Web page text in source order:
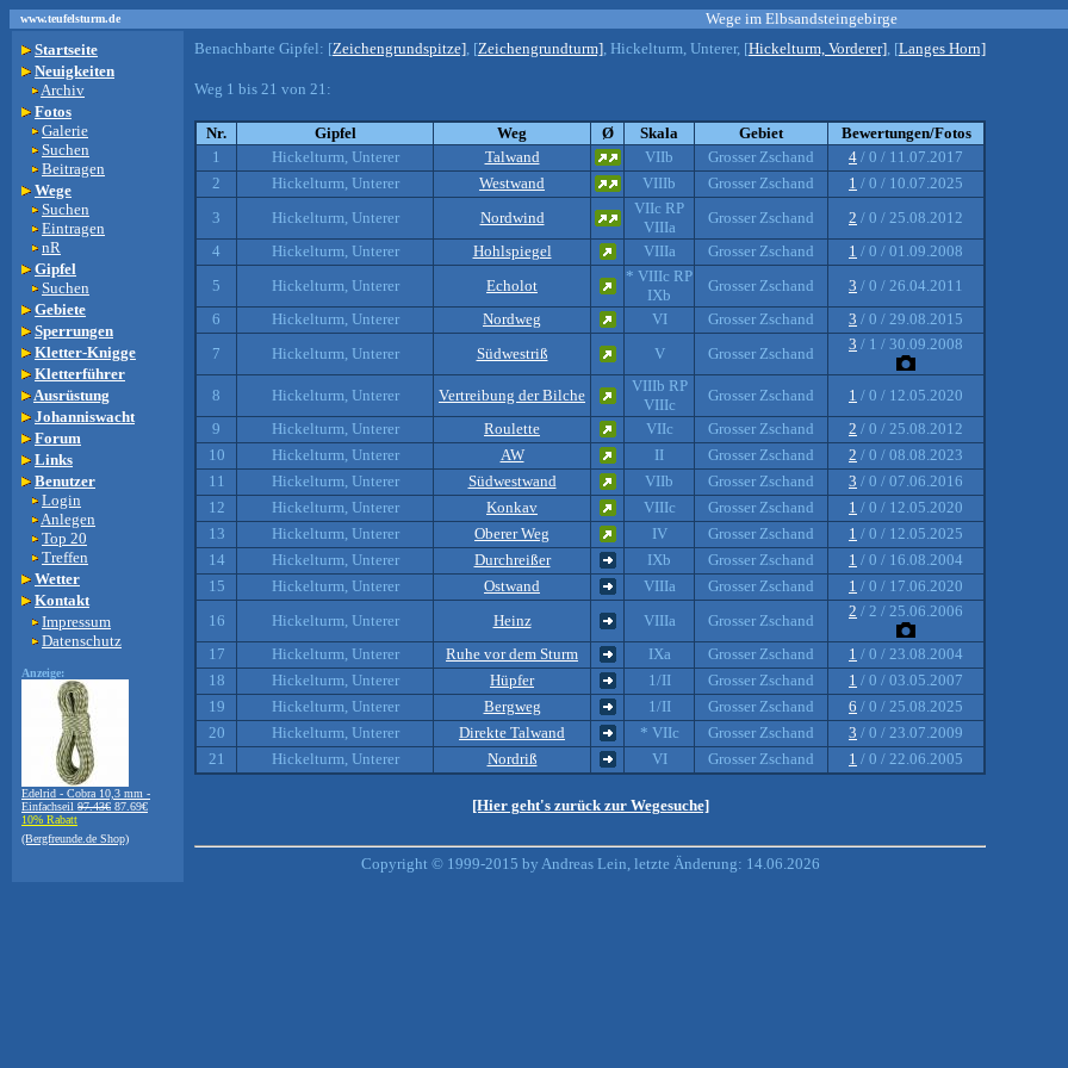
www.teufelsturm.de Wege im Elbsandsteingebirge
Startseite
Neuigkeiten
Archiv
Fotos
Galerie
Suchen
Beitragen
Wege
Suchen
Eintragen
nR
Gipfel
Suchen
Gebiete
Sperrungen
Kletter-Knigge
Kletterführer
Ausrüstung
Johanniswacht
Forum
Links
Benutzer
Login
Anlegen
Top 20
Treffen
Wetter
Kontakt
Impressum
Datenschutz
Anzeige:
Edelrid - Cobra 10,3 mm -
Einfachseil 97.43€ 87.69€
10% Rabatt
(Bergfreunde.de Shop)
Benachbarte Gipfel: [Zeichengrundspitze], [Zeichengrundturm], Hickelturm, Unterer, [Hickelturm, Vorderer], [Langes Horn]
Weg 1 bis 21 von 21:
Nr. Gipfel Weg Ø Skala Gebiet
Bewertungen/Fotos
1
Hickelturm, Unterer Talwand VIIb Grosser Zschand 4 / 0 / 11.07.2017
2
Hickelturm, Unterer Westwand VIIIb Grosser Zschand 1 / 0 / 10.07.2025
3
Hickelturm, Unterer Nordwind
VIIc RP
VIIIa
Grosser Zschand 2 / 0 / 25.08.2012
4
Hickelturm, Unterer Hohlspiegel VIIIa Grosser Zschand 1 / 0 / 01.09.2008
5
Hickelturm, Unterer Echolot
* VIIIc RP
IXb
Grosser Zschand 3 / 0 / 26.04.2011
6
Hickelturm, Unterer Nordweg VI Grosser Zschand 3 / 0 / 29.08.2015
7
Hickelturm, Unterer Südwestriß V Grosser Zschand
3 / 1 / 30.09.2008
8 Hickelturm, Unterer Vertreibung der Bilche
VIIIb RP
VIIIc
Grosser Zschand 1 / 0 / 12.05.2020
9
Hickelturm, Unterer Roulette VIIc Grosser Zschand 2 / 0 / 25.08.2012
10
Hickelturm, Unterer AW II Grosser Zschand 2 / 0 / 08.08.2023
11
Hickelturm, Unterer Südwestwand VIIb Grosser Zschand 3 / 0 / 07.06.2016
12
Hickelturm, Unterer Konkav VIIIc Grosser Zschand 1 / 0 / 12.05.2020
13
Hickelturm, Unterer Oberer Weg IV Grosser Zschand 1 / 0 / 12.05.2025
14
Hickelturm, Unterer Durchreißer IXb Grosser Zschand 1 / 0 / 16.08.2004
15
Hickelturm, Unterer Ostwand VIIIa Grosser Zschand 1 / 0 / 17.06.2020
16
Hickelturm, Unterer Heinz VIIIa Grosser Zschand
2 / 2 / 25.06.2006
17 Hickelturm, Unterer Ruhe vor dem Sturm IXa Grosser Zschand 1 / 0 / 23.08.2004
18
Hickelturm, Unterer Hüpfer 1/II Grosser Zschand 1 / 0 / 03.05.2007
19
Hickelturm, Unterer Bergweg 1/II Grosser Zschand 6 / 0 / 25.08.2025
20
Hickelturm, Unterer Direkte Talwand * VIIc Grosser Zschand 3 / 0 / 23.07.2009
21
Hickelturm, Unterer Nordriß VI Grosser Zschand 1 / 0 / 22.06.2005
[Hier geht's zurück zur Wegesuche]
Copyright © 1999-2015 by Andreas Lein, letzte Änderung: 14.06.2026